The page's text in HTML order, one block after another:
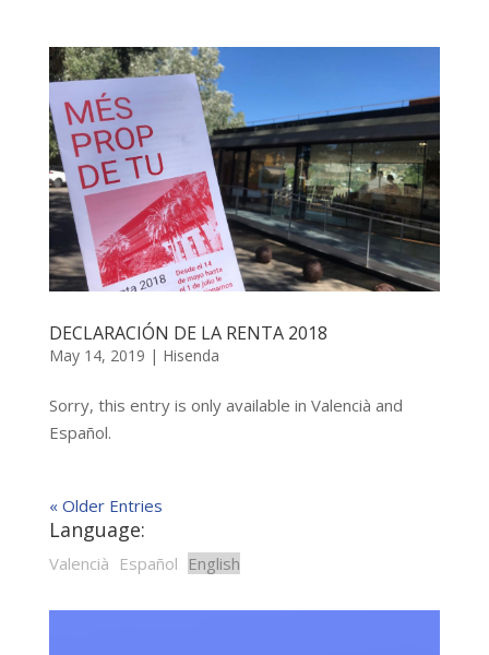
DECLARACIÓN DE LA RENTA 2018
May 14, 2019 | Hisenda
Sorry, this entry is only available in Valencià and
Español.
« Older Entries
Language:
Valencià Español English